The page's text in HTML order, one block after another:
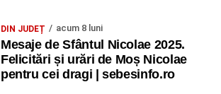
DIN JUDEȚ acum 8 luni
Mesaje de Sfântul Nicolae 2025.
Felicitări și urări de Moș Nicolae
pentru cei dragi | sebesinfo.ro